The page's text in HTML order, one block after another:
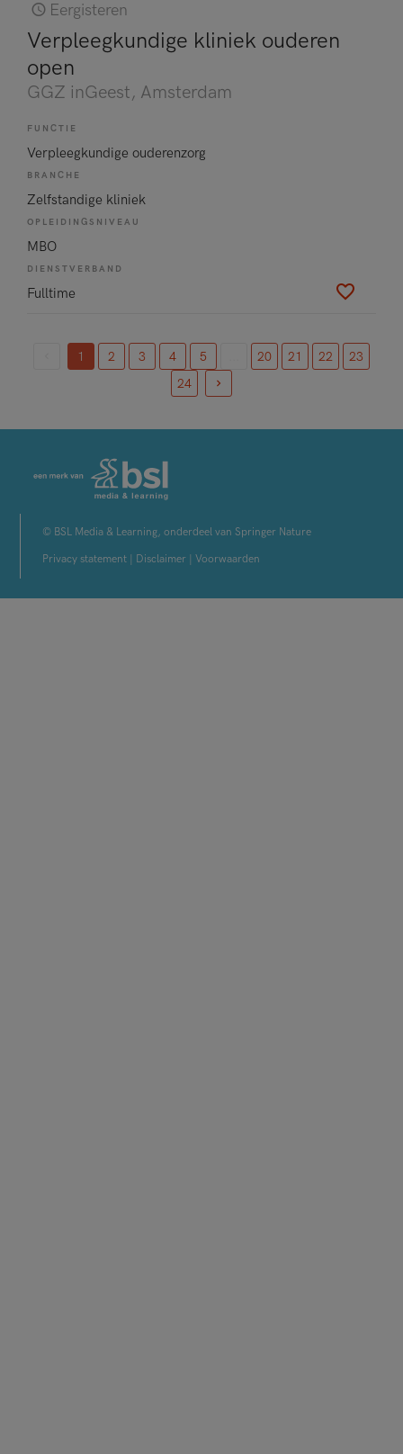
Eergisteren
Verpleegkundige kliniek ouderen
open
GGZ inGeest, Amsterdam
FUNCTIE
Verpleegkundige ouderenzorg
BRANCHE
Zelfstandige kliniek
OPLEIDINGSNIVEAU
MBO
DIENSTVERBAND
Fulltime
1
2 3 4 5 20 21 22
23
24
© BSL Media & Learning, onderdeel van Springer Nature
Privacy statement
Disclaimer Voorwaarden